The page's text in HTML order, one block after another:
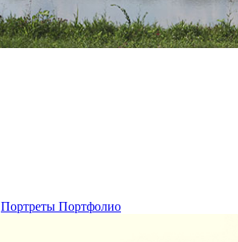
Портреты Портфолио